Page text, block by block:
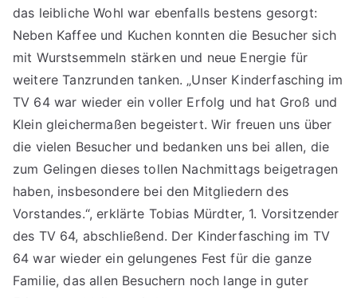
das leibliche Wohl war ebenfalls bestens gesorgt:
Neben Kaffee und Kuchen konnten die Besucher sich
mit Wurstsemmeln stärken und neue Energie für
weitere Tanzrunden tanken. „Unser Kinderfasching im
TV 64 war wieder ein voller Erfolg und hat Groß und
Klein gleichermaßen begeistert. Wir freuen uns über
die vielen Besucher und bedanken uns bei allen, die
zum Gelingen dieses tollen Nachmittags beigetragen
haben, insbesondere bei den Mitgliedern des
Vorstandes.“, erklärte Tobias Mürdter, 1. Vorsitzender
des TV 64, abschließend. Der Kinderfasching im TV
64 war wieder ein gelungenes Fest für die ganze
Familie, das allen Besuchern noch lange in guter